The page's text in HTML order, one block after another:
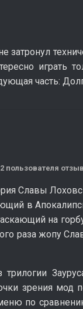
затронул
играть
часть:
2 пользователя
Славы
в
на
раза жопу
зрения
по